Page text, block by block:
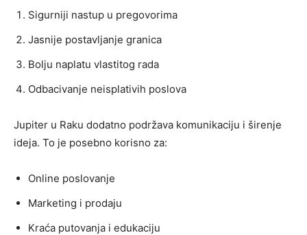
Sigurniji nastup u pregovorima
Jasnije postavljanje granica
Bolju naplatu vlastitog rada
Odbacivanje neisplativih poslova
Jupiter u Raku dodatno podržava komunikaciju i širenje
ideja. To je posebno korisno za:
Online poslovanje
Marketing i prodaju
Kraća putovanja i edukaciju